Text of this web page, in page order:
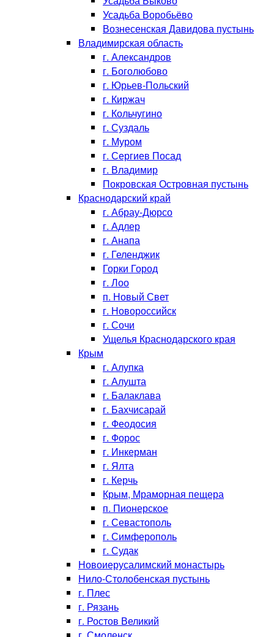
Усадьба Воробьёво
Вознесенская Давидова пустынь
Владимирская область
г. Александров
г. Боголюбово
г. Юрьев-Польский
г. Киржач
г. Кольчугино
г. Суздаль
г. Муром
г. Сергиев Посад
г. Владимир
Покровская Островная пустынь
Краснодарский край
г. Абрау-Дюрсо
г. Адлер
г. Анапа
г. Геленджик
Горки Город
г. Лоо
п. Новый Свет
г. Новороссийск
г. Сочи
Ущелья Краснодарского края
Крым
г. Алупка
г. Алушта
г. Балаклава
г. Бахчисарай
г. Феодосия
г. Форос
г. Инкерман
г. Ялта
г. Керчь
Крым, Мраморная пещера
п. Пионерское
г. Севастополь
г. Симферополь
г. Судак
Новоиерусалимский монастырь
Нило-Столобенская пустынь
г. Плес
г. Рязань
г. Ростов Великий